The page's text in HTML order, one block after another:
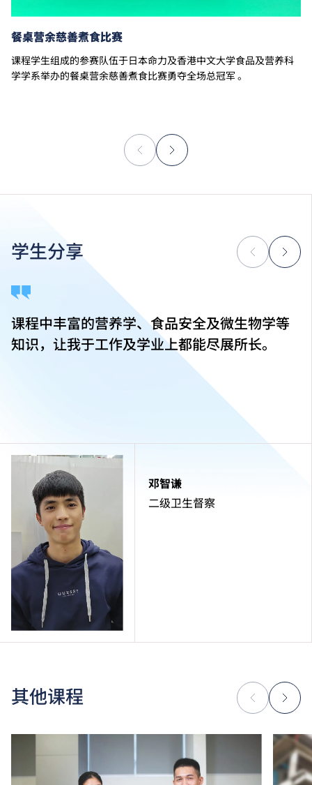
餐桌营余慈善煮食比赛
课程学生组成的参赛队伍于日本命力及香港中文大学食品及营养科
学学系举办的餐桌营余慈善煮食比赛勇夺全场总冠军 。
邓智谦
二级卫生督察
学生分享
课程中丰富的营养学、食品安全及微生物学等
知识，让我于工作及学业上都能尽展所长。
其他课程